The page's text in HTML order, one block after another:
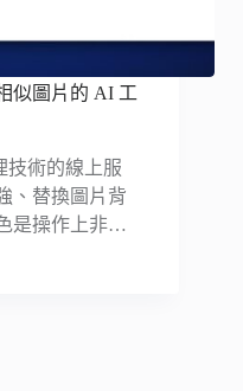
似圖片的 AI 工
技術的線上服
、替換圖片背
是操作上非…